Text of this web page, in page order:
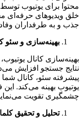
محتوا برای یوتیوب توسط
خلق ویدیوهای حرفه‌ای
جذب و به طرفداران
بهینه‌سازی و سئو
بهینه‌سازی کانال
نتایج جستجو افزایش
پیشرفته سئو، کانال
یوتیوب بهینه می‌کند. این
چشمگیری تقویت
تحلیل و تحقیق